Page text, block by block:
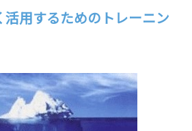
活用するためのトレーニン